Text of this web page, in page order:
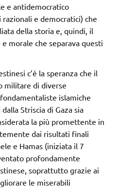
e antidemocratico
e democratici) che
della storia e, quindi, il
morale che separava questi
c’è la speranza che il
militare di diverse
islamiche
Striscia di Gaza sia
la più promettente in
dai risultati finali
e Hamas (iniziata il 7
profondamente
soprattutto grazie ai
le miserabili